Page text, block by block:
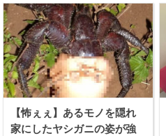
【怖ぇぇ】あるモノを隠れ
家にしたヤシガニの姿が強